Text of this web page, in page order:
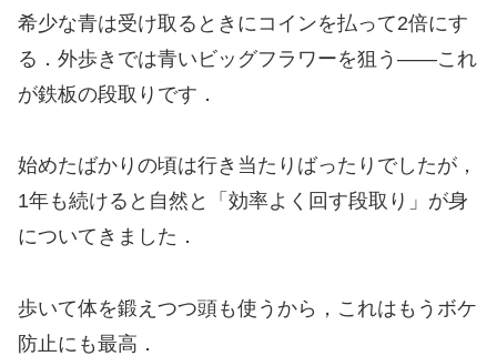
希少な青は受け取るときにコインを払って2倍にす
る．外歩きでは青いビッグフラワーを狙う――これ
が鉄板の段取りです．
始めたばかりの頃は行き当たりばったりでしたが，
1年も続けると自然と「効率よく回す段取り」が身
についてきました．
歩いて体を鍛えつつ頭も使うから，これはもうボケ
防止にも最高．